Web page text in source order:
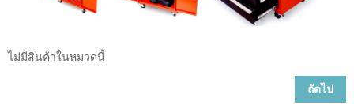
ไม่มีสินค้าในหมวดนี้
ถัดไป